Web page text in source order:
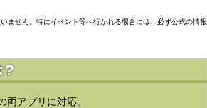
ません。特にイベント等へ行かれる場合には、必ず公式の情報
両アプリに対応。